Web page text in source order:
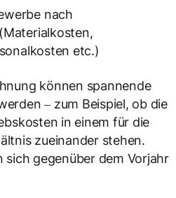
nach
etc.)
können spannende
– zum Beispiel, ob die
in einem für die
zueinander stehen.
sich gegenüber dem Vorjahr